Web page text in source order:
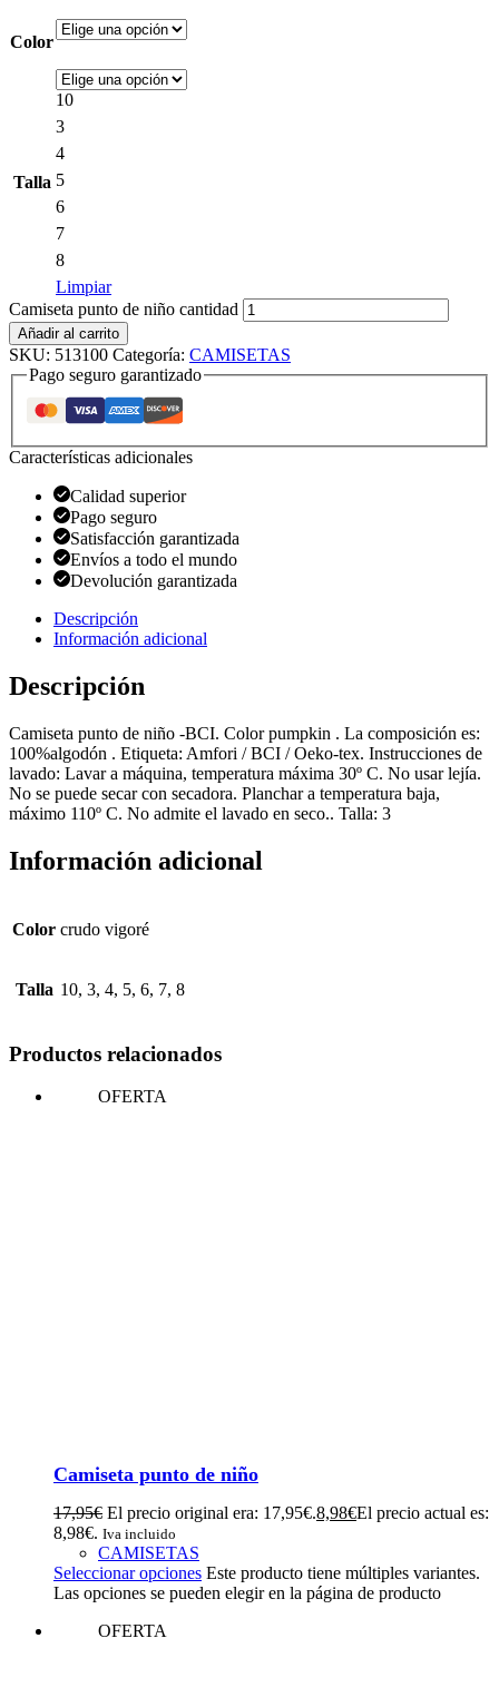
Color
Talla
10
3
4
5
6
7
8
Limpiar
Camiseta punto de niño cantidad
Añadir al carrito
SKU: 513100 Categoría: CAMISETAS
Pago seguro garantizado
Características adicionales
Calidad superior
Pago seguro
Satisfacción garantizada
Envíos a todo el mundo
Devolución garantizada
Descripción
Información adicional
Descripción
Camiseta punto de niño -BCI. Color pumpkin . La composición es:
100%algodón . Etiqueta: Amfori / BCI / Oeko-tex. Instrucciones de
lavado: Lavar a máquina, temperatura máxima 30º C. No usar lejía.
No se puede secar con secadora. Planchar a temperatura baja,
máximo 110º C. No admite el lavado en seco.. Talla: 3
Información adicional
Color crudo vigoré
Talla 10, 3, 4, 5, 6, 7, 8
Productos relacionados
OFERTA
Camiseta punto de niño
17,95€ El precio original era: 17,95€.8,98€El precio actual es:
8,98€. Iva incluido
CAMISETAS
Seleccionar opciones Este producto tiene múltiples variantes.
Las opciones se pueden elegir en la página de producto
OFERTA